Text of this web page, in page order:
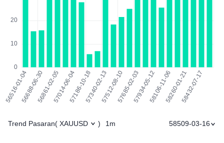
Trend Pasaran( XAUUSD ) 1m 58509-03-16